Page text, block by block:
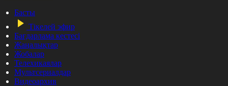
Басты
Тікелей эфир
Бағдарлама кестесі
Жаңалықтар
Жобалар
Телехикаялар
Мультсериалдар
Видеоархив